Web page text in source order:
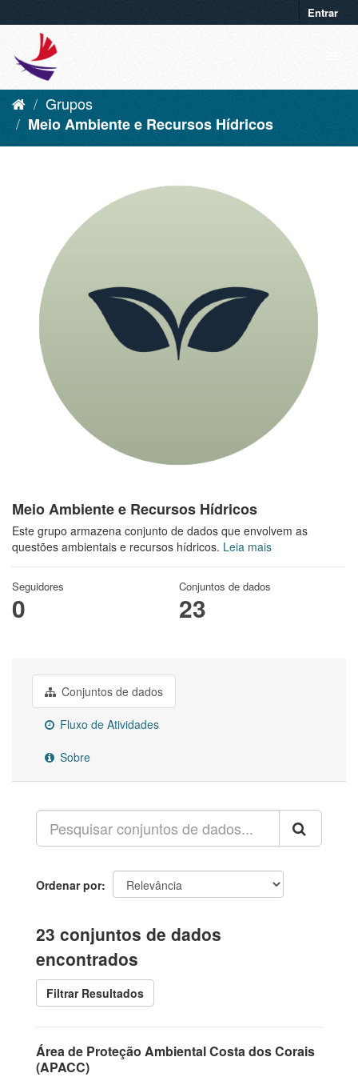
Entrar
Grupos
Meio Ambiente e Recursos Hídricos
Meio Ambiente e Recursos Hídricos
Este grupo armazena conjunto de dados que envolvem as
questões ambientais e recursos hídricos. Leia mais
Seguidores
0
Conjuntos de dados
23
Conjuntos de dados
Fluxo de Atividades
Sobre
Ordenar por
23 conjuntos de dados
encontrados
Filtrar Resultados
Área de Proteção Ambiental Costa dos Corais
(APACC)